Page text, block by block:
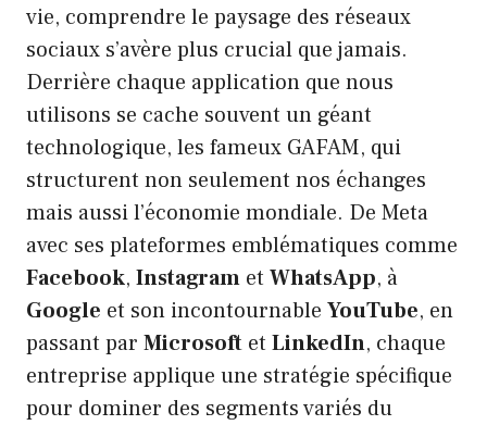
vie, comprendre le paysage des réseaux
sociaux s’avère plus crucial que jamais.
Derrière chaque application que nous
utilisons se cache souvent un géant
technologique, les fameux GAFAM, qui
structurent non seulement nos échanges
mais aussi l’économie mondiale. De Meta
avec ses plateformes emblématiques comme
Facebook, Instagram et WhatsApp, à
Google et son incontournable YouTube, en
passant par Microsoft et LinkedIn, chaque
entreprise applique une stratégie spécifique
pour dominer des segments variés du